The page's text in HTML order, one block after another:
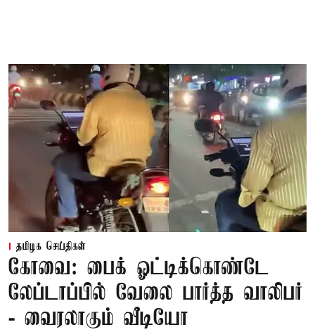
தமிழக செய்திகள்
கோவை: பைக் ஓட்டிக்கொண்டே
லேப்டாப்பில் வேலை பார்த்த வாலிபர்
- வைரலாகும் வீடியோ